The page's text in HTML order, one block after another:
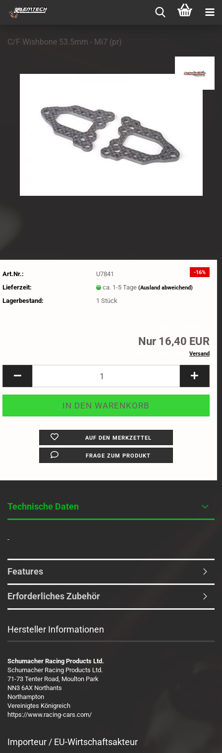
C/F Wishbone 53.5mm - Mi7 (pr)
-16%
Art.Nr.:
U7841
Lieferzeit:
ca. 1-5 Tage(Ausland abweichend)
Lagerbestand: 1Stück
Nur 16,40 EUR
Versand
AUF DEN MERKZETTEL
FRAGE ZUM PRODUKT
Technische Daten
-
Features
Erforderliches Zubehör
Hersteller Informationen
Schumacher Racing Products Ltd.
Schumacher Racing Products Ltd.
71-73 Tenter Road, Moulton Park
NN3 6AX Northants
Northampton
Vereinigtes Königreich
https://www.racing-cars.com/
Importeur / EU-Wirtschaftsakteur